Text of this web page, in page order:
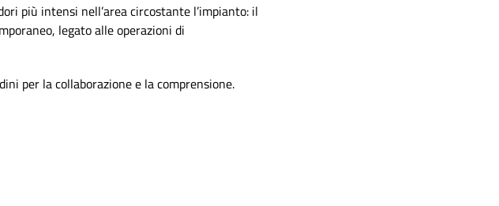
più intensi nell’area circostante l’impianto: il
legato alle operazioni di
per la collaborazione e la comprensione.